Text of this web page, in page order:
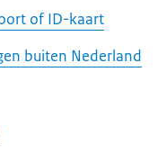
of ID-kaart
buiten Nederland